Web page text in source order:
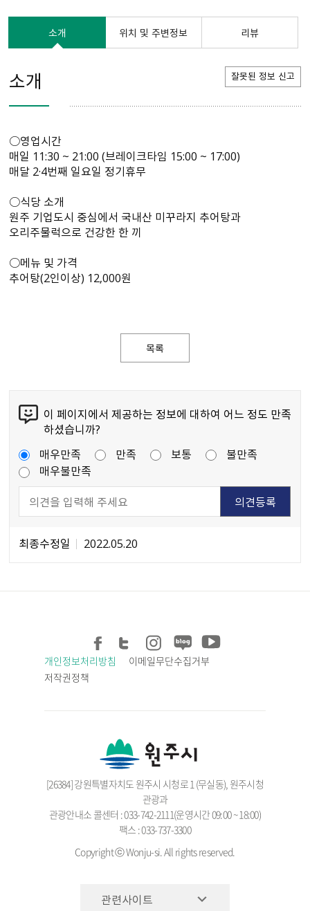
소개 위치 및 주변정보 리뷰
소개 잘못된 정보 신고
○영업시간
매일 11:30 ~ 21:00 (브레이크타임 15:00 ~ 17:00)
매달 2·4번째 일요일 정기휴무
○식당 소개
원주 기업도시 중심에서 국내산 미꾸라지 추어탕과
오리주물럭으로 건강한 한 끼
○메뉴 및 가격
추어탕(2인이상) 12,000원
목록
이 페이지에서 제공하는 정보에 대하여 어느 정도 만족
하셨습니까?
매우만족
만족 보통
불만족
매우불만족
최종수정일 2022.05.20
개인정보처리방침
이메일무단수집거부
저작권정책
[26384] 강원특별자치도 원주시 시청로 1 (무실동), 원주시청
관광과
관광안내소 콜센터 : 033-742-2111(운영시간 09:00 ~ 18:00)
팩스 : 033-737-3300
Copyright ⓒ Wonju-si. All rights reserved.
관련사이트